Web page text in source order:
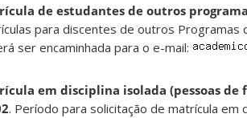
de estudantes de outros
para discentes de outros Programas
ser encaminhada para o e-mail:
em disciplina isolada (pessoas de
. Período para solicitação de matrícula em